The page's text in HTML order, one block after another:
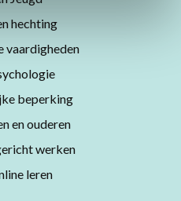
hechting
vaardigheden
beperking
en ouderen
werken
leren